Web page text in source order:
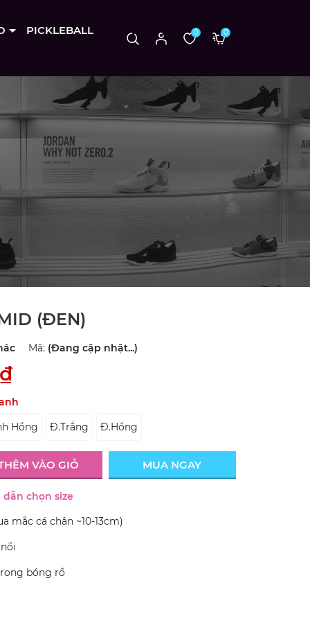
PICKLEBALL 0 0
(ĐEN)
Mã: (Đang cập nhật...)
Hồng
Đ.Trắng Đ.Hồng
VÀO GIỎ MUA NGAY
chọn size
mắc cá chân ~10-13cm)
bóng rổ